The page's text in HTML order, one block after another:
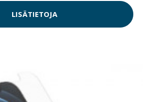
LISÄTIETOJA